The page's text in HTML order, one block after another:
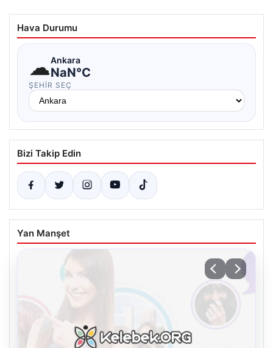
Hava Durumu
☁Ankara
NaN°C
ŞEHIR SEÇ
Bizi Takip Edin
Yan Manşet